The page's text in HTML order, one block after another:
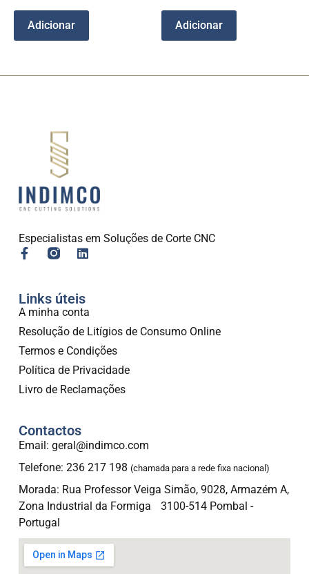
Adicionar Adicionar
Especialistas em Soluções de Corte CNC
Links úteis
A minha conta
Resolução de Litígios de Consumo Online
Termos e Condições
Política de Privacidade
Livro de Reclamações
Contactos
Email: geral@indimco.com
Telefone: 236 217 198 (chamada para a rede fixa nacional)
Morada: Rua Professor Veiga Simão, 9028, Armazém A,
Zona Industrial da Formiga 3100-514 Pombal -
Portugal